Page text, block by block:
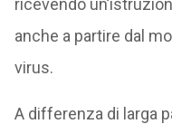
ricevendo
anche a partire dal
virus.
A differenza di larga